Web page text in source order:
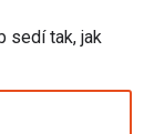
sedí tak, jak